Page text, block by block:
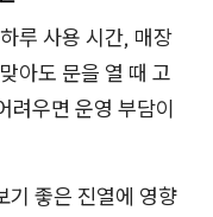
루 사용 시간, 매장
아도 문을 열 때 고
려우면 운영 부담이
기 좋은 진열에 영향